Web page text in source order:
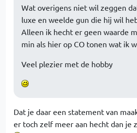
Wat overigens niet wil zeggen
luxe en weelde gun die hij wil
Alleen ik hecht er geen waarde
min als hier op CO tonen wat ik
Veel plezier met de hobby
Dat je daar een statement van
er toch zelf meer aan hecht dan je